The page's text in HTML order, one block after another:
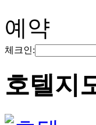
예약
체크인:
호텔지